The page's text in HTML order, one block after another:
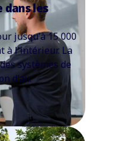
dans les
jusqu'à 15 000
à l'intérieur. La
systèmes de
d'air.